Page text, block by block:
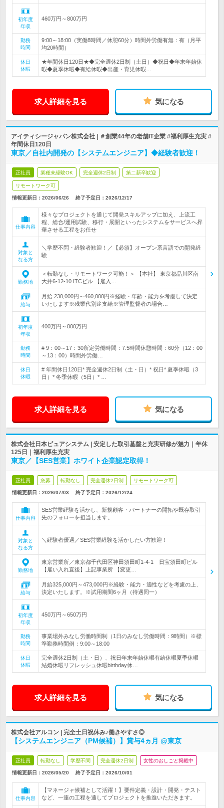
初年度
年収
460万円～800万円
勤務
時間
9:00～18:00（実働8時間／休憩60分）時間外労働有無：有（月平
均20時間）
休日
休暇
★年間休日120日★◆完全週休2日制（土日）◆祝日◆年末年始休
暇◆夏季休暇◆有給休暇◆出産・育児休暇…
求人詳細を見る 気になる
アイティシージャパン株式会社 | ＃創業44年の老舗IT企業 #福利厚生充実 #
年間休日120日
東京／自社内開発の【システムエンジニア】◆経験者歓迎！
正社員 業種未経験OK 完全週休2日制 第二新卒歓迎
リモートワーク可
情報更新日：2026/06/26 終了予定日： 2026/12/17
仕事内容
様々なプロジェクトを通じて開発スキルアップに加え、上流工
程、総合/運用試験、移行・展開といったシステムをサービスへ昇
華させる工程をお任せ
対象と
なる方
＼学歴不問・経験者歓迎！／【必須】オープン系言語での開発経
験
勤務地
＜転勤なし・リモートワーク可能！＞ 【本社】 東京都品川区南
大井6-12-10 ITCビル 【雇入…
給与
月給 230,000円～460,000円※経験・年齢・能力を考慮して決定
いたします※残業代別途支給※管理監督者の場合…
初年度
年収
400万円～800万円
勤務
時間
# 9：00～17：30所定労働時間：7.5時間休憩時間：60分（12：00
～13：00）時間外労働…
休日
休暇
# 年間休日120日* 完全週休2日制（土・日）* 祝日* 夏季休暇（3
日）* 冬季休暇（5日）* …
求人詳細を見る 気になる
株式会社日本ピュアシステム | 安定した取引基盤と充実研修が魅力｜年休
125日｜福利厚生充実
東京／【SES営業】ホワイト企業認定取得！
正社員 急募 転勤なし 完全週休2日制 リモートワーク可
情報更新日：2026/07/03 終了予定日： 2026/12/24
仕事内容
SES営業経験を活かし、新規顧客・パートナーの開拓や既存取引
先のフォローを担当します。
対象と
なる方
＼経験者優遇／SES営業経験を活かしたい方歓迎！
勤務地
東京営業所／東京都千代田区神田須田町1-4-1 日宝須田町ビル
【雇い入れ直後】上記事業所 【変更…
給与
月給325,000円～473,000円※経験・能力・適性などを考慮の上、
決定いたします。※試用期間6ヶ月（待遇同一）
初年度
年収
450万円～650万円
勤務
時間
事業場外みなし労働時間制（1日のみなし労働時間：9時間）※標
準勤務時間例：9:00～18:00
休日
休暇
完全週休2日制（土・日）、祝日年末年始休暇有給休暇夏季休暇
結婚休暇リフレッシュ休暇birthday休…
求人詳細を見る 気になる
株式会社アルコン | 完全土日祝休み♪働きやすさ◎
【システムエンジニア（PM候補）】賞与4ヵ月 @東京
正社員 転勤なし 学歴不問 完全週休2日制 女性のおしごと掲載中
情報更新日：2026/05/20 終了予定日： 2026/10/01
仕事内容
【マネージャ候補として活躍！】要件定義・設計・開発・テスト
など、一連の工程を通してプロジェクトを推進いただきます。